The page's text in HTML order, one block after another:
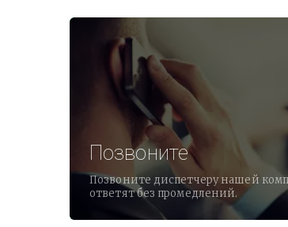
Позвоните
Позвоните диспетчеру нашей
ответят без промедлений.